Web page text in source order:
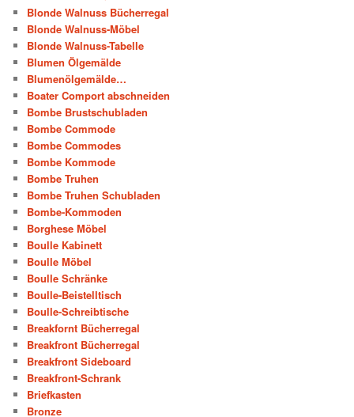
Blonde Walnuss Bücherregal
Blonde Walnuss-Möbel
Blonde Walnuss-Tabelle
Blumen Ölgemälde
Blumenölgemälde…
Boater Comport abschneiden
Bombe Brustschubladen
Bombe Commode
Bombe Commodes
Bombe Kommode
Bombe Truhen
Bombe Truhen Schubladen
Bombe-Kommoden
Borghese Möbel
Boulle Kabinett
Boulle Möbel
Boulle Schränke
Boulle-Beistelltisch
Boulle-Schreibtische
Breakfornt Bücherregal
Breakfront Bücherregal
Breakfront Sideboard
Breakfront-Schrank
Briefkasten
Bronze